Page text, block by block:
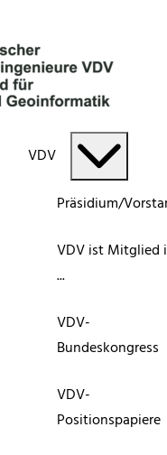
VDV
Präsidium/
VDV ist Mitglied
...
VDV-
Bundeskongress
VDV-
Positionspapiere